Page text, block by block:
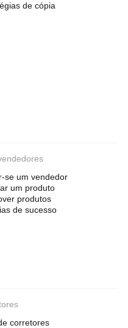
de cópia
se um vendedor
um produto
produtos
de sucesso
corretores